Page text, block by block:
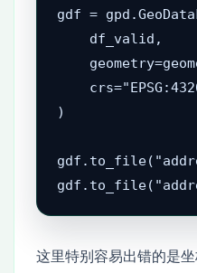
gdf =
    df_valid,
)
这里特别容易出错的是